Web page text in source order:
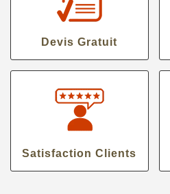
Devis Gratuit
Satisfaction Clients